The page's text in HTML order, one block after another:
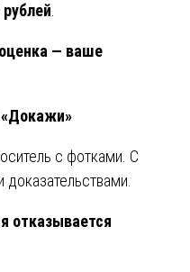
.
— ваше
«Докажи»
с фотками. С
отказывается